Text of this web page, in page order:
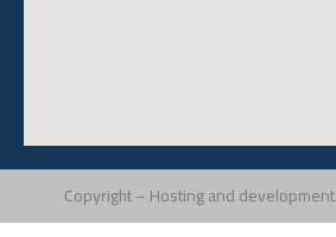
Copyright – Hosting and development